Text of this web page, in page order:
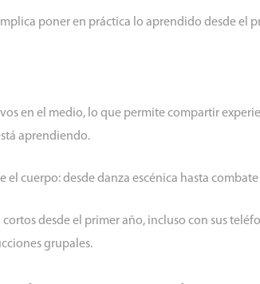
poner en práctica lo aprendido desde el
en el medio, lo que permite compartir
aprendiendo.
el cuerpo: desde danza escénica hasta
desde el primer año, incluso con sus
grupales.